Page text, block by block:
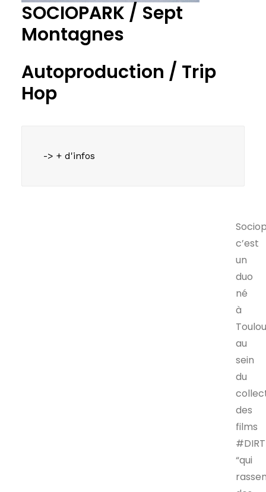
SOCIOPARK / Sept
Montagnes
Autoproduction / Trip
Hop
-> + d'infos
c’est
un
duo
né
à
au
sein
du
des
films
“qui